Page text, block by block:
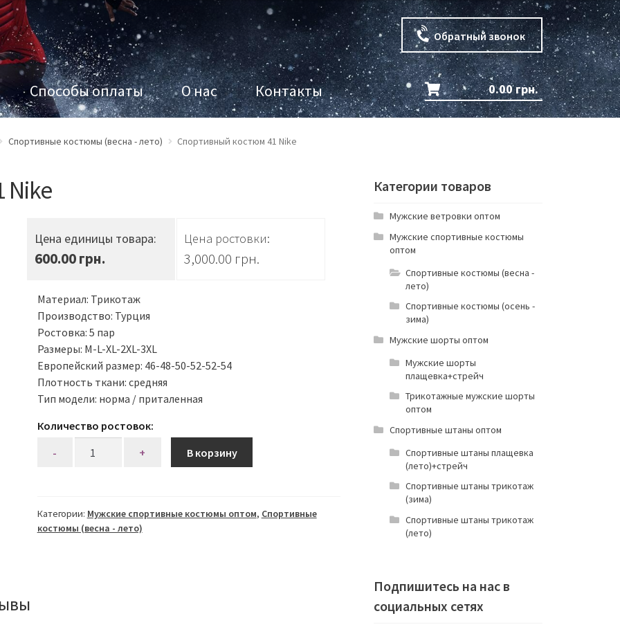
Обратный звонок
Способы оплаты О нас Контакты 0.00грн.
Спортивные костюмы (весна - лето) Спортивный костюм 41 Nike
Nike
Цена единицы товара:
600.00 грн.
Цена ростовки:
3,000.00 грн.
Материал: Трикотаж
Производство: Турция
Ростовка: 5 пар
Размеры: M-L-XL-2XL-3XL
Европейский размер: 46-48-50-52-52-54
Плотность ткани: средняя
Тип модели: норма / приталенная
Количество ростовок:
В корзину
Категории: Мужские спортивные костюмы оптом, Спортивные
костюмы (весна - лето)
Категории товаров
Мужские ветровки оптом
Мужские спортивные костюмы
оптом
Спортивные костюмы (весна -
лето)
Спортивные костюмы (осень -
зима)
Мужские шорты оптом
Мужские шорты
плащевка+стрейч
Трикотажные мужские шорты
оптом
Спортивные штаны оптом
Спортивные штаны плащевка
(лето)+стрейч
Спортивные штаны трикотаж
(зима)
Спортивные штаны трикотаж
(лето)
Подпишитесь на нас в
социальных сетях